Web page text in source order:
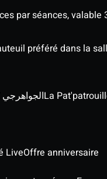
par séances,
préféré dans la
El Gawahergy / الجواهرجيLa
LiveOffre anniversaire